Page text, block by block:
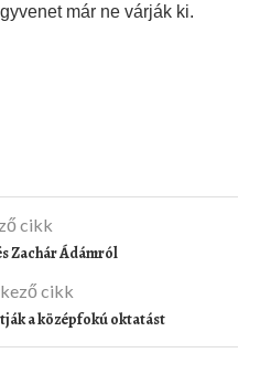
már ne várják ki.
cikk
Zachár Ádámról
cikk
a középfokú oktatást